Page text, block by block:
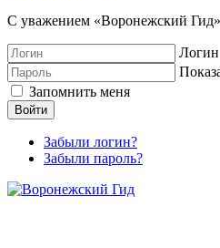
С уважением «Воронежский
Логин
Запомнить меня
Войти
Забыли логин?
Забыли пароль?